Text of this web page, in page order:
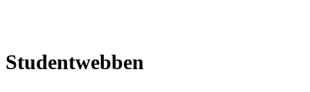
Studentwebben